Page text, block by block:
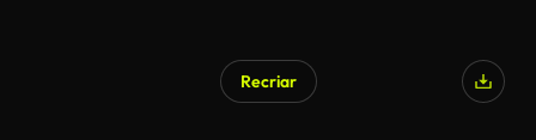
Recriar